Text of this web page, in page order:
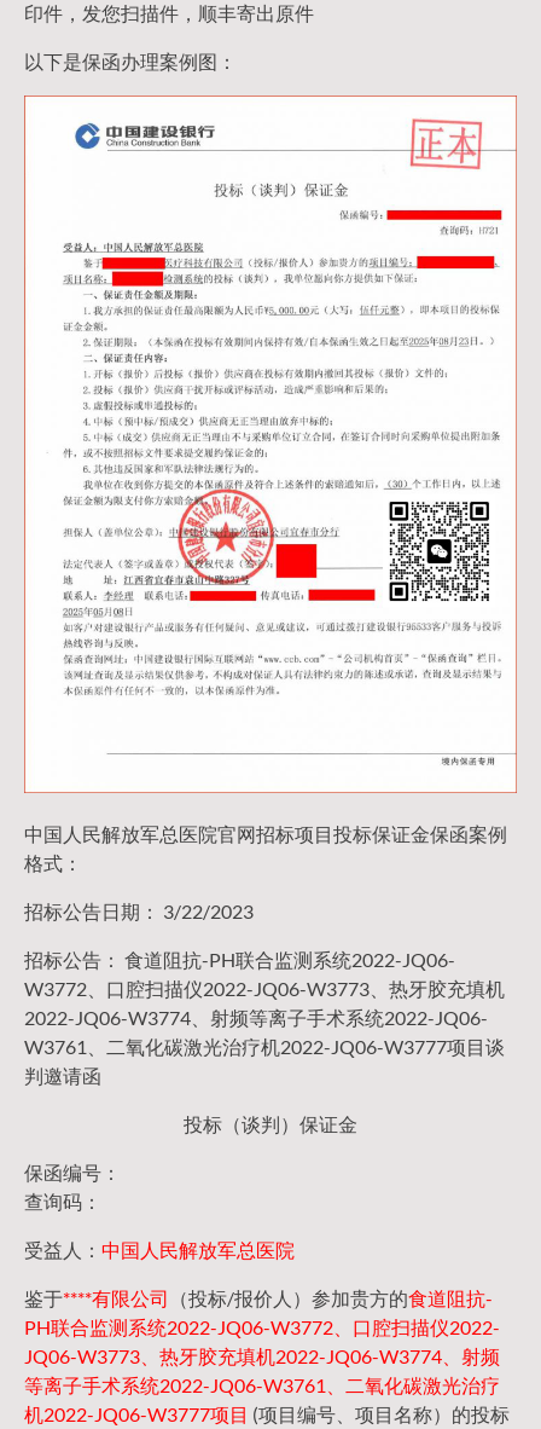
印件，发您扫描件，顺丰寄出原件
以下是保函办理案例图：
中国人民解放军总医院官网招标项目投标保证金保函案例
格式：
招标公告日期： 3/22/2023
招标公告： 食道阻抗-PH联合监测系统2022-JQ06-
W3772、口腔扫描仪2022-JQ06-W3773、热牙胶充填机
2022-JQ06-W3774、射频等离子手术系统2022-JQ06-
W3761、二氧化碳激光治疗机2022-JQ06-W3777项目谈
判邀请函
投标（谈判）保证金
保函编号：
查询码：
受益人： 中国人民解放军总医院
鉴于****有限公司 （投标/报价人）参加贵方的食道阻抗-
PH联合监测系统2022-JQ06-W3772、口腔扫描仪2022-
JQ06-W3773、热牙胶充填机2022-JQ06-W3774、射频
等离子手术系统2022-JQ06-W3761、二氧化碳激光治疗
机2022-JQ06-W3777项目 (项目编号、项目名称）的投标